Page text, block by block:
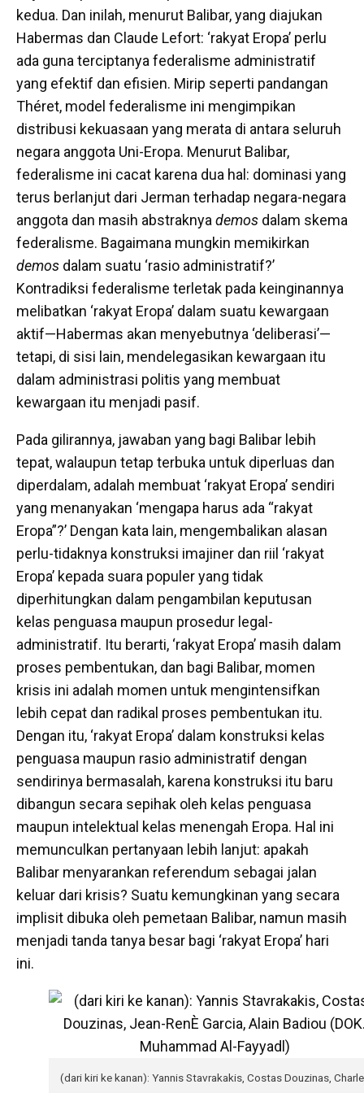
kedua. Dan inilah, menurut Balibar, yang diajukan
Habermas dan Claude Lefort: ‘rakyat Eropa’ perlu
ada guna terciptanya federalisme administratif
yang efektif dan efisien. Mirip seperti pandangan
Théret, model federalisme ini mengimpikan
distribusi kekuasaan yang merata di antara seluruh
negara anggota Uni-Eropa. Menurut Balibar,
federalisme ini cacat karena dua hal: dominasi yang
terus berlanjut dari Jerman terhadap negara-negara
anggota dan masih abstraknyademos dalam skema
federalisme. Bagaimana mungkin memikirkan
demos dalam suatu ‘rasio administratif?’
Kontradiksi federalisme terletak pada keinginannya
melibatkan ‘rakyat Eropa’ dalam suatu kewargaan
aktif—Habermas akan menyebutnya ‘deliberasi’—
tetapi, di sisi lain, mendelegasikan kewargaan itu
dalam administrasi politis yang membuat
kewargaan itu menjadi pasif.
Pada gilirannya, jawaban yang bagi Balibar lebih
tepat, walaupun tetap terbuka untuk diperluas dan
diperdalam, adalah membuat ‘rakyat Eropa’ sendiri
yang menanyakan ‘mengapa harus ada “rakyat
Eropa”?’ Dengan kata lain, mengembalikan alasan
perlu-tidaknya konstruksi imajiner dan riil ‘rakyat
Eropa’ kepada suara populer yang tidak
diperhitungkan dalam pengambilan keputusan
kelas penguasa maupun prosedur legal-
administratif. Itu berarti, ‘rakyat Eropa’ masih dalam
proses pembentukan, dan bagi Balibar, momen
krisis ini adalah momen untuk mengintensifkan
lebih cepat dan radikal proses pembentukan itu.
Dengan itu, ‘rakyat Eropa’ dalam konstruksi kelas
penguasa maupun rasio administratif dengan
sendirinya bermasalah, karena konstruksi itu baru
dibangun secara sepihak oleh kelas penguasa
maupun intelektual kelas menengah Eropa. Hal ini
memunculkan pertanyaan lebih lanjut: apakah
Balibar menyarankan referendum sebagai jalan
keluar dari krisis? Suatu kemungkinan yang secara
implisit dibuka oleh pemetaan Balibar, namun masih
menjadi tanda tanya besar bagi ‘rakyat Eropa’ hari
ini.
(dari kiri ke kanan): Yannis Stavrakakis, Costas Douzinas,